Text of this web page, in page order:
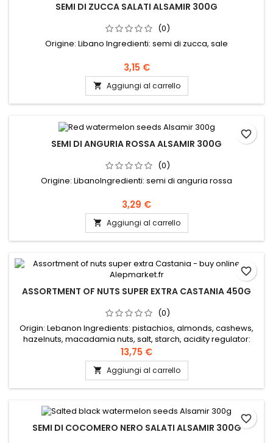
SEMI DI ZUCCA SALATI ALSAMIR 300G
(0)
Origine: Libano Ingredienti: semi di zucca, sale
3,15 €
 Aggiungi al carrello
SEMI DI ANGURIA ROSSA ALSAMIR 300G
(0)
Origine: LibanoIngredienti: semi di anguria rossa
3,29 €
 Aggiungi al carrello
favorite_border
ASSORTMENT OF NUTS SUPER EXTRA CASTANIA 450G
(0)
Origin: Lebanon Ingredients: pistachios, almonds, cashews,
hazelnuts, macadamia nuts, salt, starch, acidity regulator:
E330, wheat flour, sugar, vegetable oil (coconut), smoked
flavour
13,75 €
 Aggiungi al carrello
favorite_border
SEMI DI COCOMERO NERO SALATI ALSAMIR 300G
favorite_border